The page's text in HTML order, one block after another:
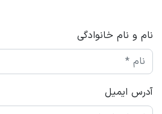
نام و نام خانوادگی
آدرس ایمیل